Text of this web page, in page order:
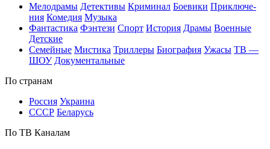
Ме­ло­дра­мы Де­тек­ти­вы Кри­ми­нал Бое­ви­ки При­клю­че­
ния Ко­ме­дия Му­зы­ка
Фан­та­сти­ка Фэн­те­зи Спорт Ис­то­рия Дра­мы Во­ен­ные
Дет­ские
Се­мей­ные Мис­ти­ка Трил­ле­ры Био­гра­фия Ужа­сы ТВ —
ШОУ До­ку­мен­таль­ные
По стра­нам
Рос­сия Ук­раи­на
СССР Бе­ла­русь
По ТВ Ка­на­лам